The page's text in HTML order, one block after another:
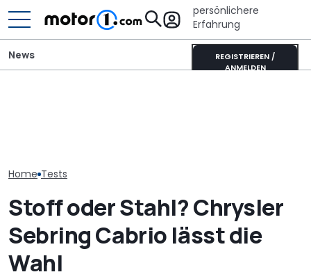
persönlichere
Erfahrung
REGISTRIEREN /
ANMELDEN
News
Home Tests
Stoff oder Stahl? Chrysler
Sebring Cabrio lässt die
Wahl